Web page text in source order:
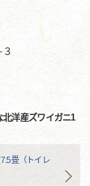
北洋産ズワイガニ1
畳（トイレ